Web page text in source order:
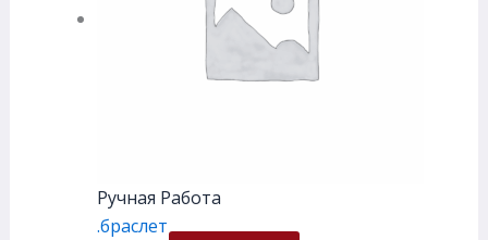
Ручная Работа
.браслет